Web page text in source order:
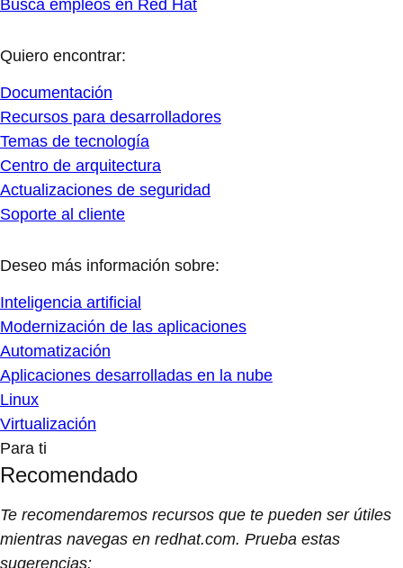
Busca empleos en Red Hat
Quiero encontrar:
Documentación
Recursos para desarrolladores
Temas de tecnología
Centro de arquitectura
Actualizaciones de seguridad
Soporte al cliente
Deseo más información sobre:
Inteligencia artificial
Modernización de las aplicaciones
Automatización
Aplicaciones desarrolladas en la nube
Linux
Virtualización
Para ti
Recomendado
Te recomendaremos recursos que te pueden ser útiles
mientras navegas en redhat.com. Prueba estas
sugerencias: